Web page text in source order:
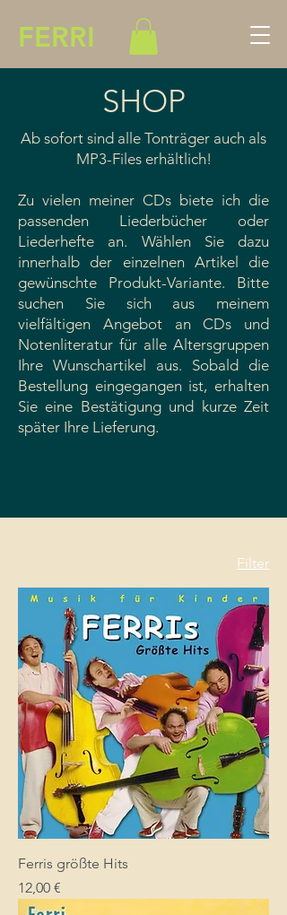
FERRI
SHOP
Ab sofort sind alle Tonträger auch als
MP3-Files erhältlich!
Zu vielen meiner CDs biete ich die
passenden Liederbücher oder
Liederhefte an. Wählen Sie dazu
innerhalb der einzelnen Artikel die
gewünschte Produkt-Variante. Bitte
suchen Sie sich aus meinem
vielfältigen Angebot an CDs und
Notenliteratur für alle Altersgruppen
Ihre Wunschartikel aus. Sobald die
Bestellung eingegangen ist, erhalten
Sie eine Bestätigung und kurze Zeit
später Ihre Lieferung.
Filter
Ferris größte Hits
Preis
12,00 €